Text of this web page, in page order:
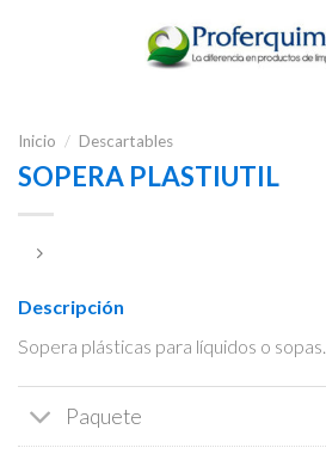
Inicio / Descartables
SOPERA PLASTIUTIL
Descripción
Sopera plásticas para líquidos o sopas.
Paquete